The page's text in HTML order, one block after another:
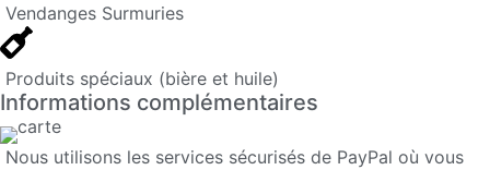
Vendanges Surmuries
Produits spéciaux (bière et huile)
Informations complémentaires
Nous utilisons les services sécurisés de PayPal où vous